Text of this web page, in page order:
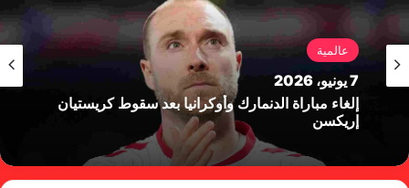
عالمية
7 يونيو، 2026
إلغاء مباراة الدنمارك وأوكرانيا بعد سقوط كريستيان
إريكسن